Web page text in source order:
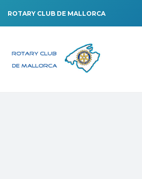
ROTARY CLUB DE MALLORCA